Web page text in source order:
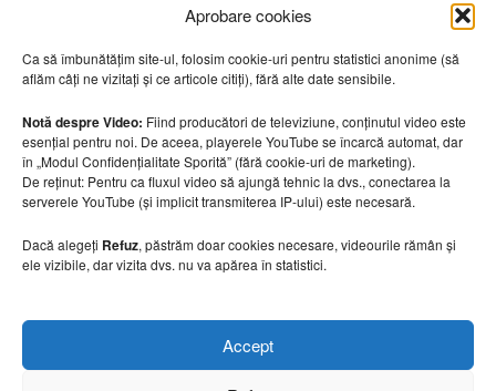
Aprobare cookies
Ca să îmbunătățim site-ul, folosim cookie-uri pentru statistici anonime (să
aflăm câți ne vizitați și ce articole citiți), fără alte date sensibile.
Notă despre Video: Fiind producători de televiziune, conținutul video este
esențial pentru noi. De aceea, playerele YouTube se încarcă automat, dar
în „Modul Confidențialitate Sporită” (fără cookie-uri de marketing).
De reținut: Pentru ca fluxul video să ajungă tehnic la dvs., conectarea la
serverele YouTube (și implicit transmiterea IP-ului) este necesară.
Dacă alegeți Refuz, păstrăm doar cookies necesare, videourile rămân și
ele vizibile, dar vizita dvs. nu va apărea în statistici.
Accept
AMENAJĂRI INTERIOARE
126
DESIGN INTERIOR
64
ARHITECTURĂ & DESIGN
OPINII & ANALIZE
43
Articole recomandate
Mobilier rezistent la soare și temperaturi
10 august 2026
Turismul marocan, între riaduri și refugii
10 august 2026